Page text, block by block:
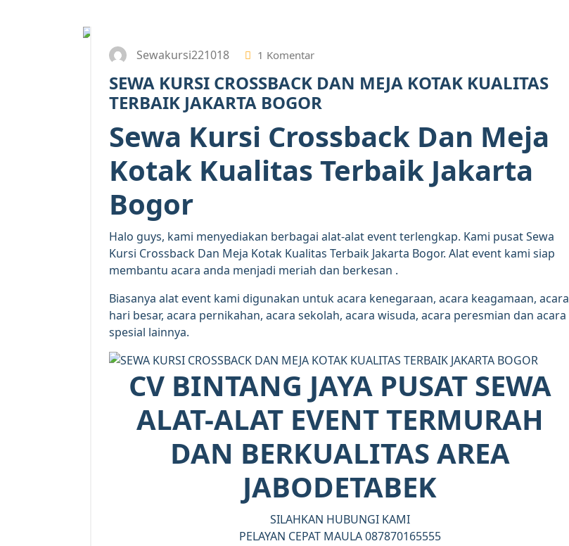
Sewakursi221018 1 Komentar
SEWA KURSI CROSSBACK DAN MEJA KOTAK KUALITAS
TERBAIK JAKARTA BOGOR
Sewa Kursi Crossback Dan Meja
Kotak Kualitas Terbaik Jakarta
Bogor
Halo guys, kami menyediakan berbagai alat-alat event terlengkap. Kami pusat Sewa
Kursi Crossback Dan Meja Kotak Kualitas Terbaik Jakarta Bogor. Alat event kami siap
membantu acara anda menjadi meriah dan berkesan .
Biasanya alat event kami digunakan untuk acara kenegaraan, acara keagamaan, acara
hari besar, acara pernikahan, acara sekolah, acara wisuda, acara peresmian dan acara
spesial lainnya.
CV BINTANG JAYA PUSAT SEWA
ALAT-ALAT EVENT TERMURAH
DAN BERKUALITAS AREA
JABODETABEK
SILAHKAN HUBUNGI KAMI
PELAYAN CEPAT MAULA 087870165555